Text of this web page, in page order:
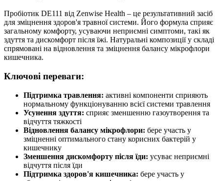
Пробіотик DE111 від Zenwise Health – це результативний засіб
для зміцнення здоров'я травної системи. Його формула сприяє
загальному комфорту, усуваючи неприємні симптоми, такі як
здуття та дискомфорт після їжі. Натуральні композиції у складі
спрямовані на відновлення та зміцнення балансу мікрофлори
кишечника.
Ключові переваги:
Підтримка травлення: активні компоненти сприяють
нормальному функціонуванню всієї системи травлення
Усунення здуття: сприяє зменшенню газоутворення та
відчуття тяжкості
Відновлення балансу мікрофлори: бере участь у
зміцненні оптимального стану корисних бактерій у
кишечнику
Зменшення дискомфорту після їди: усуває неприємні
відчуття після їди
Підтримка здоров'я кишечника: бере участь у